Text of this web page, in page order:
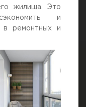
жилища. Это
и
в ремонтных и